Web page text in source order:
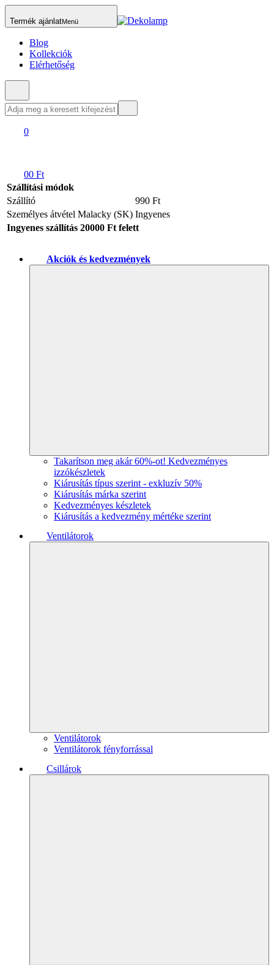
Termék ajánlatMenü
Blog
Kollekciók
Elérhetőség
0
00 Ft
Szállítási módok
Szállító
990 Ft
Személyes átvétel Malacky (SK) Ingyenes
Ingyenes szállítás 20000 Ft felett
Akciók és kedvezmények
Takarítson meg akár 60%-ot! Kedvezményes
izzókészletek
Kiárusítás típus szerint - exkluzív 50%
Kiárusítás márka szerint
Kedvezményes készletek
Kiárusítás a kedvezmény mértéke szerint
Ventilátorok
Ventilátorok
Ventilátorok fényforrással
Csillárok